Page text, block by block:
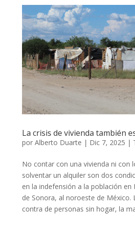
La crisis de vivienda también
por Alberto Duarte | Dic 7, 2025 |
No contar con una vivienda ni con
solventar un alquiler son dos
en la indefensión a la población en
de Sonora, al noroeste de México.
contra de personas sin hogar, la